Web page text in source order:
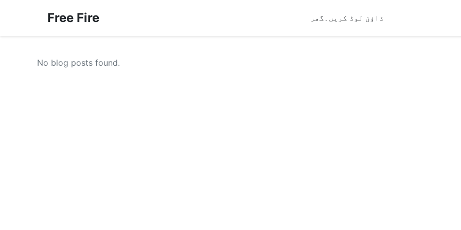
Free Fire گھر ڈاؤن لوڈ کریں۔
No blog posts found.